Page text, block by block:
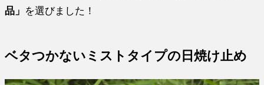
品」 を選びました！
ベタつかないミストタイプの日焼け止め